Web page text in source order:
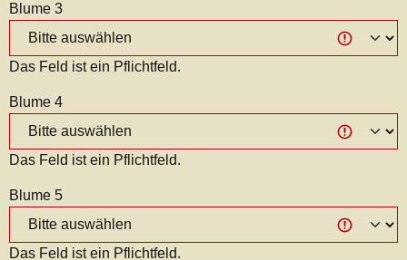
Blume 3
Das Feld ist ein Pflichtfeld.
Blume 4
Das Feld ist ein Pflichtfeld.
Blume 5
Das Feld ist ein Pflichtfeld.